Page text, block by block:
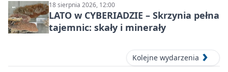
18 sierpnia 2026, 12:00
LATO w CYBERIADZIE – Skrzynia pełna
tajemnic: skały i minerały
Kolejne wydarzenia